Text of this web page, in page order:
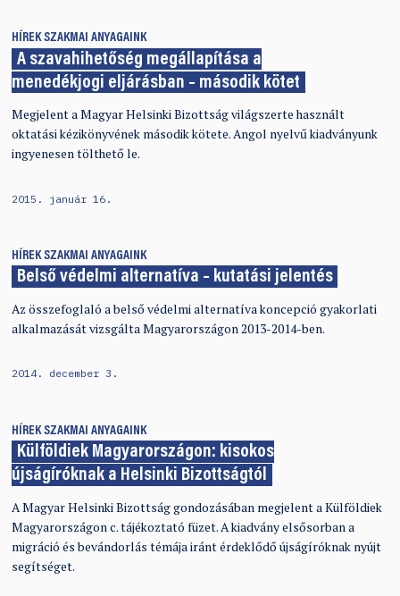
HÍREK SZAKMAI ANYAGAINK
A szavahihetőség megállapítása a
menedékjogi eljárásban – második kötet
Megjelent a Magyar Helsinki Bizottság világszerte használt
oktatási kézikönyvének második kötete. Angol nyelvű kiadványunk
ingyenesen tölthető le.
2015. január 16.
HÍREK SZAKMAI ANYAGAINK
Belső védelmi alternatíva – kutatási jelentés
Az összefoglaló a belső védelmi alternatíva koncepció gyakorlati
alkalmazását vizsgálta Magyarországon 2013-2014-ben.
2014. december 3.
HÍREK SZAKMAI ANYAGAINK
Külföldiek Magyarországon: kisokos
újságíróknak a Helsinki Bizottságtól
A Magyar Helsinki Bizottság gondozásában megjelent a Külföldiek
Magyarországon c. tájékoztató füzet. A kiadvány elsősorban a
migráció és bevándorlás témája iránt érdeklődő újságíróknak nyújt
segítséget.